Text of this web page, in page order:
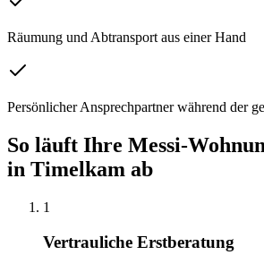
Räumung und Abtransport aus einer Hand
Persönlicher Ansprechpartner während der
So läuft Ihre Messi-
in Timelkam ab
1
Vertrauliche Erstberatung